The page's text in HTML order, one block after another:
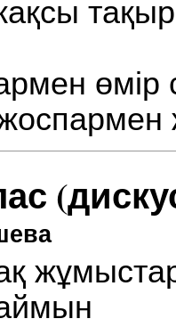
өмір